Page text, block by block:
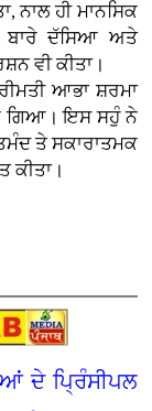
ਹੀ ਮਾਨਸਿਕ
ਬਾਰੇ ਦੱਸਿਆ ਅਤੇ
ਵੀ ਕੀਤਾ।
ਆਭਾ ਸ਼ਰਮਾ
ਗਿਆ। ਇਸ ਸਹੁੰ ਨੇ
ਤੇ ਸਕਾਰਾਤਮਕ
ਕੀਤਾ।
ਦੇ ਪ੍ਰਿੰਸੀਪਲ